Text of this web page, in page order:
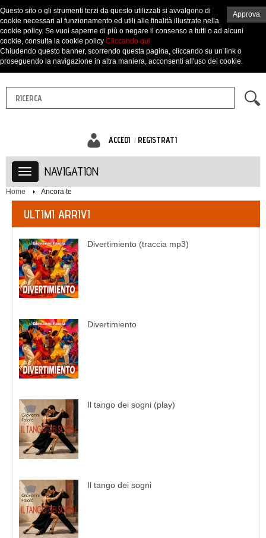
ACCEDI REGISTRATI
NAVIGATION
Home Ancora te
ULTIMI ARRIVI
Divertimiento (traccia mp3)
Divertimiento
Il tango dei sogni (play)
Il tango dei sogni
Approva
Questo sito o gli strumenti terzi da questo utilizzati si avvalgono di
cookie necessari al funzionamento ed utili alle finalità illustrate nella
cookie policy. Se vuoi saperne di più o negare il consenso a tutti o ad alcuni
cookie, consulta la cookie policy Cliccando qui
Chiudendo questo banner, scorrendo questa pagina, cliccando su un link o
proseguendo la navigazione in altra maniera, acconsenti all'uso dei cookie.